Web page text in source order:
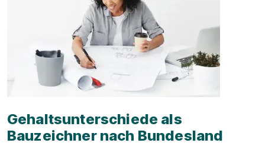
Gehaltsunterschiede als
Bauzeichner nach Bundesland